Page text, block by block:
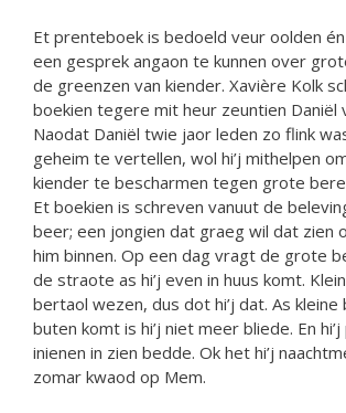
Et prenteboek is bedoeld veur oolden
een gesprek angaon te kunnen over
de greenzen van kiender. Xavière Kolk
boekien tegere mit heur zeuntien Daniël
Naodat Daniël twie jaor leden zo flink
geheim te vertellen, wol hi’j mithelpen
kiender te bescharmen tegen grote
Et boekien is schreven vanuut de
beer; een jongien dat graeg wil dat zien
him binnen. Op een dag vragt de grote
de straote as hi’j even in huus komt.
bertaol wezen, dus dot hi’j dat. As
buten komt is hi’j niet meer bliede. En
inienen in zien bedde. Ok het hi’j
zomar kwaod op Mem.